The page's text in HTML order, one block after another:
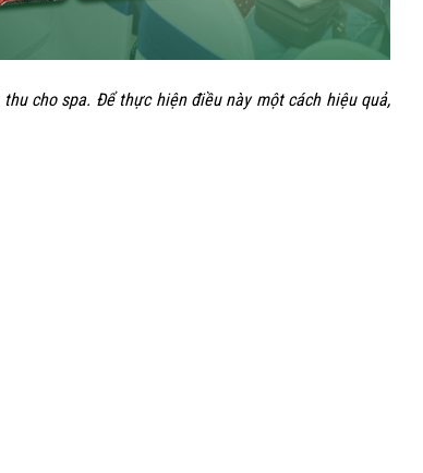
cho spa. Để thực hiện điều này một cách hiệu quả,